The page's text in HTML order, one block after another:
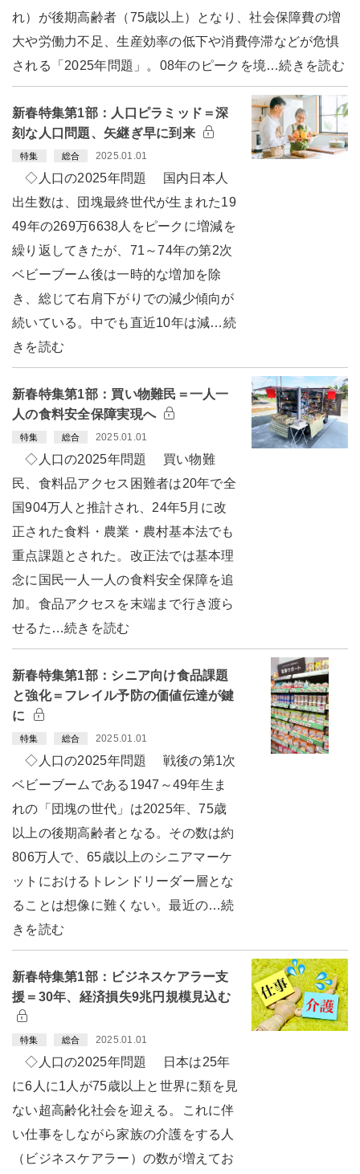
れ）が後期高齢者（75歳以上）となり、社会保障費の増
大や労働力不足、生産効率の低下や消費停滞などが危惧
される「2025年問題」。08年のピークを境…続きを読む
新春特集第1部：人口ピラミッド＝深
刻な人口問題、矢継ぎ早に到来
特集 総合 2025.01.01
◇人口の2025年問題 国内日本人
出生数は、団塊最終世代が生まれた19
49年の269万6638人をピークに増減を
繰り返してきたが、71～74年の第2次
ベビーブーム後は一時的な増加を除
き、総じて右肩下がりでの減少傾向が
続いている。中でも直近10年は減…続
きを読む
新春特集第1部：買い物難民＝一人一
人の食料安全保障実現へ
特集 総合 2025.01.01
◇人口の2025年問題 買い物難
民、食料品アクセス困難者は20年で全
国904万人と推計され、24年5月に改
正された食料・農業・農村基本法でも
重点課題とされた。改正法では基本理
念に国民一人一人の食料安全保障を追
加。食品アクセスを末端まで行き渡ら
せるた…続きを読む
新春特集第1部：シニア向け食品課題
と強化＝フレイル予防の価値伝達が鍵
に
特集 総合 2025.01.01
◇人口の2025年問題 戦後の第1次
ベビーブームである1947～49年生ま
れの「団塊の世代」は2025年、75歳
以上の後期高齢者となる。その数は約
806万人で、65歳以上のシニアマーケ
ットにおけるトレンドリーダー層とな
ることは想像に難くない。最近の…続
きを読む
新春特集第1部：ビジネスケアラー支
援＝30年、経済損失9兆円規模見込む
特集 総合 2025.01.01
◇人口の2025年問題 日本は25年
に6人に1人が75歳以上と世界に類を見
ない超高齢化社会を迎える。これに伴
い仕事をしながら家族の介護をする人
（ビジネスケアラー）の数が増えてお